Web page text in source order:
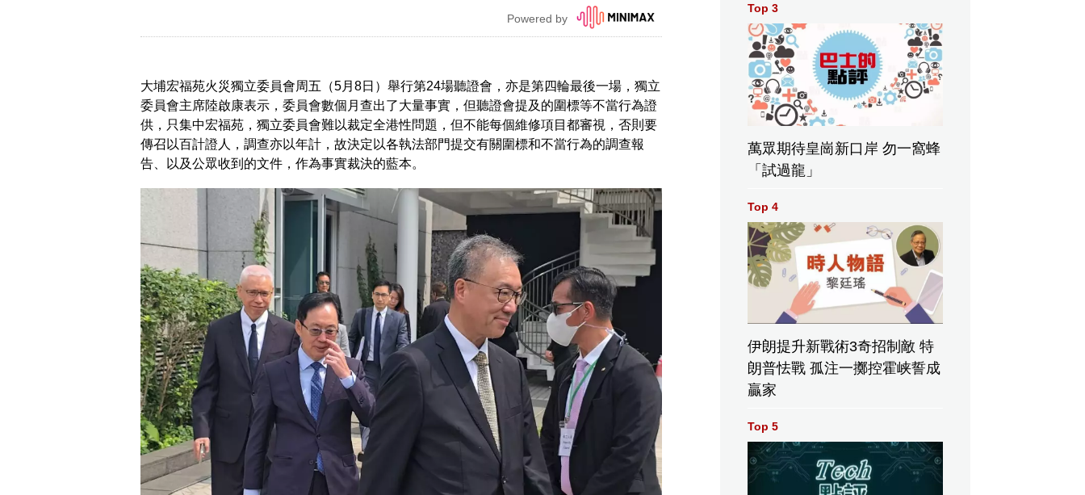
大埔宏福苑火災獨立委員會周五（5月8日）舉行第24場聽證會，亦是第四輪最後一場，獨立
委員會主席陸啟康表示，委員會數個月查出了大量事實，但聽證會提及的圍標等不當行為證
供，只集中宏福苑，獨立委員會難以裁定全港性問題，但不能每個維修項目都審視，否則要
傳召以百計證人，調查亦以年計，故決定以各執法部門提交有關圍標和不當行為的調查報
告、以及公眾收到的文件，作為事實裁決的藍本。
Top 3
萬眾期待皇崗新口岸 勿一窩蜂
「試過龍」
Top 4
伊朗提升新戰術3奇招制敵 特
朗普怯戰 孤注一擲控霍峡誓成
贏家
Top 5